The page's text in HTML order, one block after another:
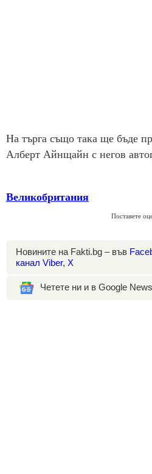
На търга също така ще бъде
Алберт Айнщайн с негов
Великобритания
Поставете
Новините на Fakti.bg – във
канал Viber, X
Четете ни и в Google News